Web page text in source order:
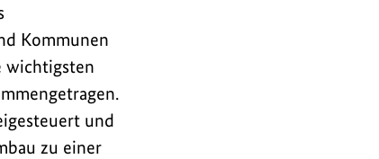
Kommunen
wichtigsten
und
zu einer